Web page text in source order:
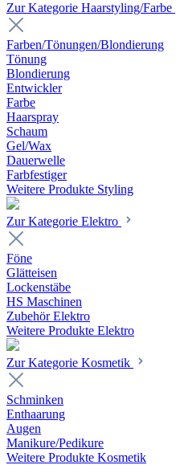
Zur Kategorie Haarstyling/Farbe
Farben/Tönungen/Blondierung
Tönung
Blondierung
Entwickler
Farbe
Haarspray
Schaum
Gel/Wax
Dauerwelle
Farbfestiger
Weitere Produkte Styling
Zur Kategorie Elektro
Föne
Glätteisen
Lockenstäbe
HS Maschinen
Zubehör Elektro
Weitere Produkte Elektro
Zur Kategorie Kosmetik
Schminken
Enthaarung
Augen
Manikure/Pedikure
Weitere Produkte Kosmetik